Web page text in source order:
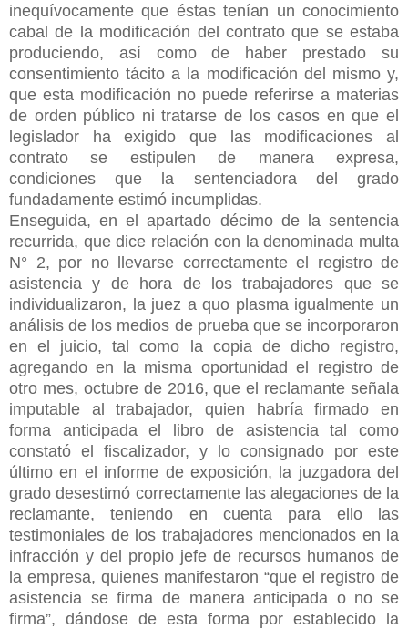
inequívocamente que éstas tenían un conocimiento
cabal de la modificación del contrato que se estaba
produciendo, así como de haber prestado su
consentimiento tácito a la modificación del mismo y,
que esta modificación no puede referirse a materias
de orden público ni tratarse de los casos en que el
legislador ha exigido que las modificaciones al
contrato se estipulen de manera expresa,
condiciones que la sentenciadora del grado
fundadamente estimó incumplidas.
Enseguida, en el apartado décimo de la sentencia
recurrida, que dice relación con la denominada multa
N° 2, por no llevarse correctamente el registro de
asistencia y de hora de lostrabajadores que se
individualizaron, la juez a quo plasma igualmente un
análisis de los medios de prueba que se incorporaron
en el juicio, tal como la copia de dicho registro,
agregando en la misma oportunidad el registro de
otro mes, octubre de 2016, que el reclamante señala
imputable al trabajador, quien habría firmado en
forma anticipada el libro de asistencia tal como
constató el fiscalizador, y lo consignado por este
último en el informe de exposición, la juzgadora del
grado desestimó correctamente las alegaciones de la
reclamante, teniendo en cuenta para ello las
testimoniales de los trabajadores mencionados en la
infracción y del propio jefe de recursos humanos de
la empresa, quienes manifestaron “que el registro de
asistencia se firma de manera anticipada o no se
firma”, dándose de esta forma por establecido la